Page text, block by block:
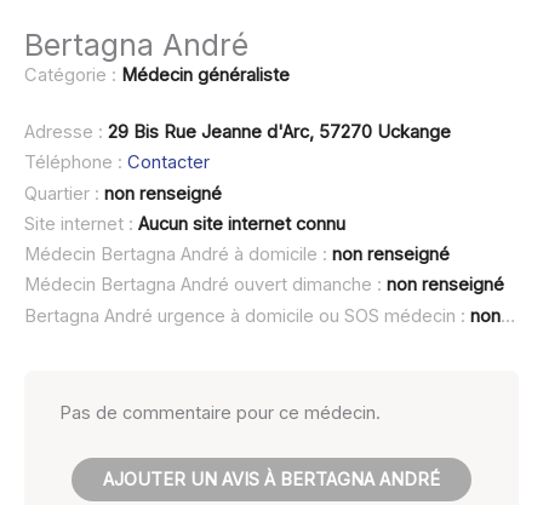
Bertagna André
Catégorie : Médecin généraliste
Adresse : 29 Bis Rue Jeanne d'Arc, 57270 Uckange
Téléphone : Contacter
Quartier : non renseigné
Site internet : Aucun site internet connu
Médecin Bertagna André à domicile : non renseigné
Médecin Bertagna André ouvert dimanche : non renseigné
Bertagna André urgence à domicile ou SOS médecin : non renseigné
Pas de commentaire pour ce médecin.
AJOUTER UN AVIS À BERTAGNA ANDRÉ